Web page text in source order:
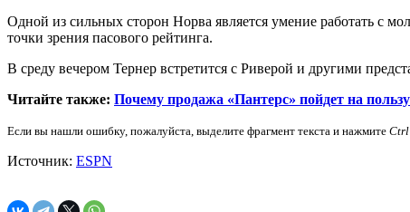
Одной из сильных сторон Норва является умение работать с
точки зрения пасового рейтинга.
В среду вечером Тернер встретится с Риверой и другими
Читайте также: Почему продажа «Пантерс» пойдет на
Если вы нашли ошибку, пожалуйста, выделите фрагмент текста и нажмите
Источник: ESPN